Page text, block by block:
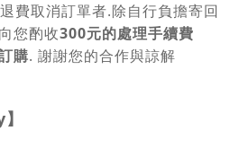
費取消訂單者.除自行負擔寄回
您酌收300元的處理手續費
購. 謝謝您的合作與諒解
】